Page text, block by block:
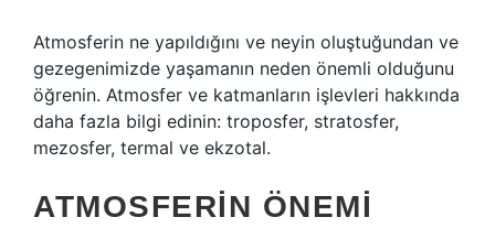
Atmosferin ne yapıldığını ve neyin oluştuğundan ve
gezegenimizde yaşamanın neden önemli olduğunu
öğrenin. Atmosfer ve katmanların işlevleri hakkında
daha fazla bilgi edinin: troposfer, stratosfer,
mezosfer, termal ve ekzotal.
ATMOSFERIN ÖNEMI